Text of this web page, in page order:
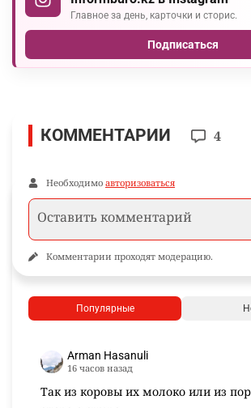
Главное за день, карточки и сторис.
Подписаться
КОММЕНТАРИИ 4
Необходимо авторизоваться
Комментарии проходят модерацию.
Популярные
Arman Hasanuli
16 часов назад
Так из коровы их молоко или из